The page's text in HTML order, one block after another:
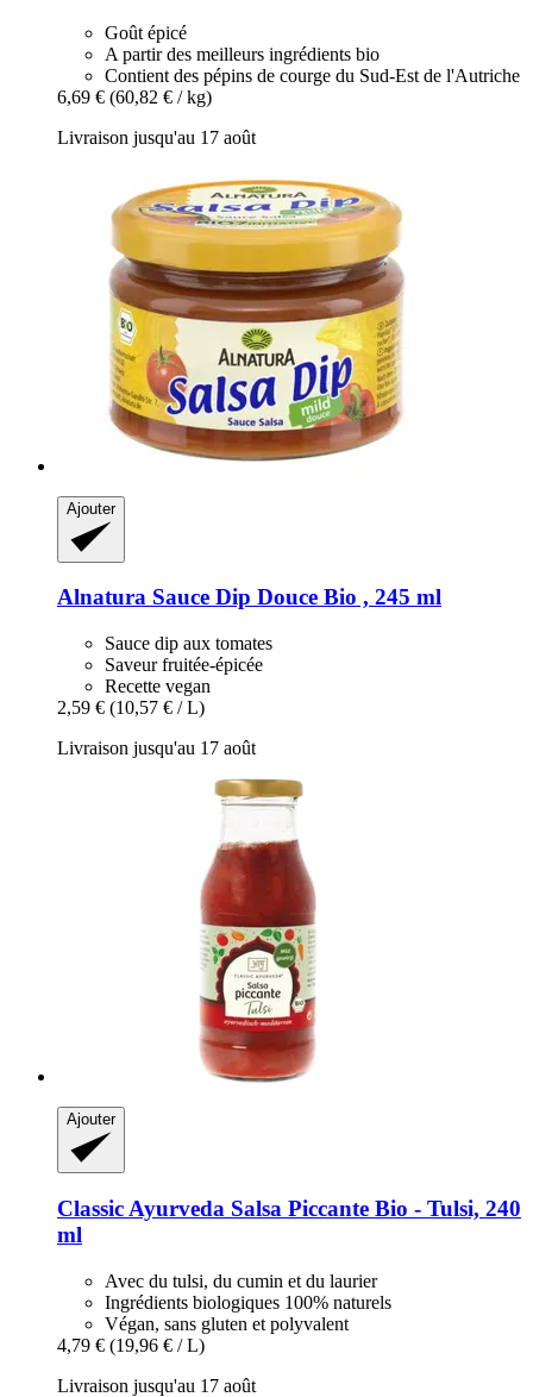
Goût épicé
A partir des meilleurs ingrédients bio
Contient des pépins de courge du Sud-Est de l'Autriche
6,69 € (60,82 € / kg)
Livraison jusqu'au 17 août
Ajouter
Alnatura Sauce Dip Douce Bio , 245 ml
Sauce dip aux tomates
Saveur fruitée-épicée
Recette vegan
2,59 € (10,57 € / L)
Livraison jusqu'au 17 août
Ajouter
Classic Ayurveda Salsa Piccante Bio -​ Tulsi, 240
ml
Avec du tulsi, du cumin et du laurier
Ingrédients biologiques 100% naturels
Végan, sans gluten et polyvalent
4,79 € (19,96 € / L)
Livraison jusqu'au 17 août